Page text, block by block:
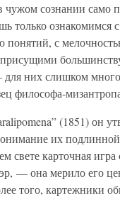
чужом сознании само
только ознакомимся
понятий, с
них слишком
философа-
(1851) он
их
свете карточная
— она мерило его
того, картежники